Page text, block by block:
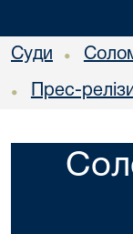
Суди •
• Прес-